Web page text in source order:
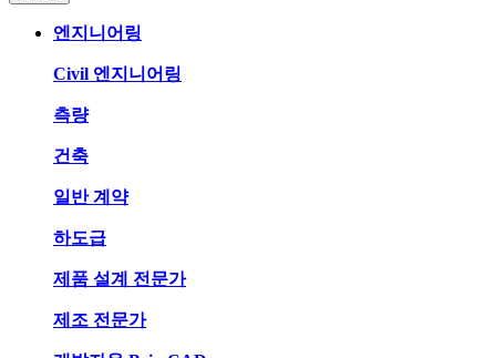
엔지니어링
Civil 엔지니어링
측량
건축
일반 계약
하도급
제품 설계 전문가
제조 전문가